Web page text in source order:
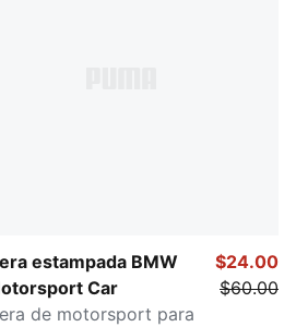
estampada BMW
Car
de motorsport para
$24.00
$60.00